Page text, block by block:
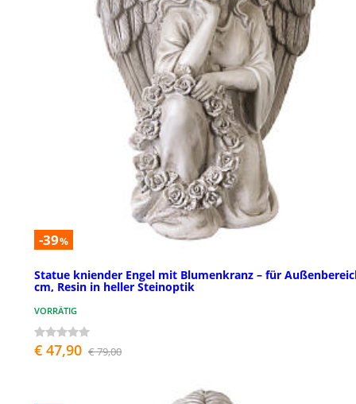
-39%
Statue kniender Engel mit Blumenkranz – für
cm, Resin in heller Steinoptik
VORRÄTIG
€ 47,90 € 79,00